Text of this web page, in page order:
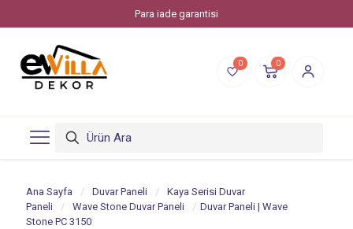
Para iade garantisi
0 0
Ana Sayfa / Duvar Paneli /
Kaya Serisi Duvar
Paneli
/ Wave Stone Duvar Paneli / Duvar Paneli | Wave
Stone PC 3150